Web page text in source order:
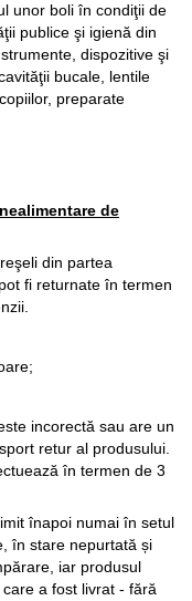
unor boli în condiţii de
publice şi igienă din
dispozitive şi
bucale, lentile
preparate
de
din partea
fi returnate în termen
incorectă sau are un
retur al produsului.
în termen de 3
înapoi numai în setul
în stare nepurtată și
iar produsul
a fost livrat - fără